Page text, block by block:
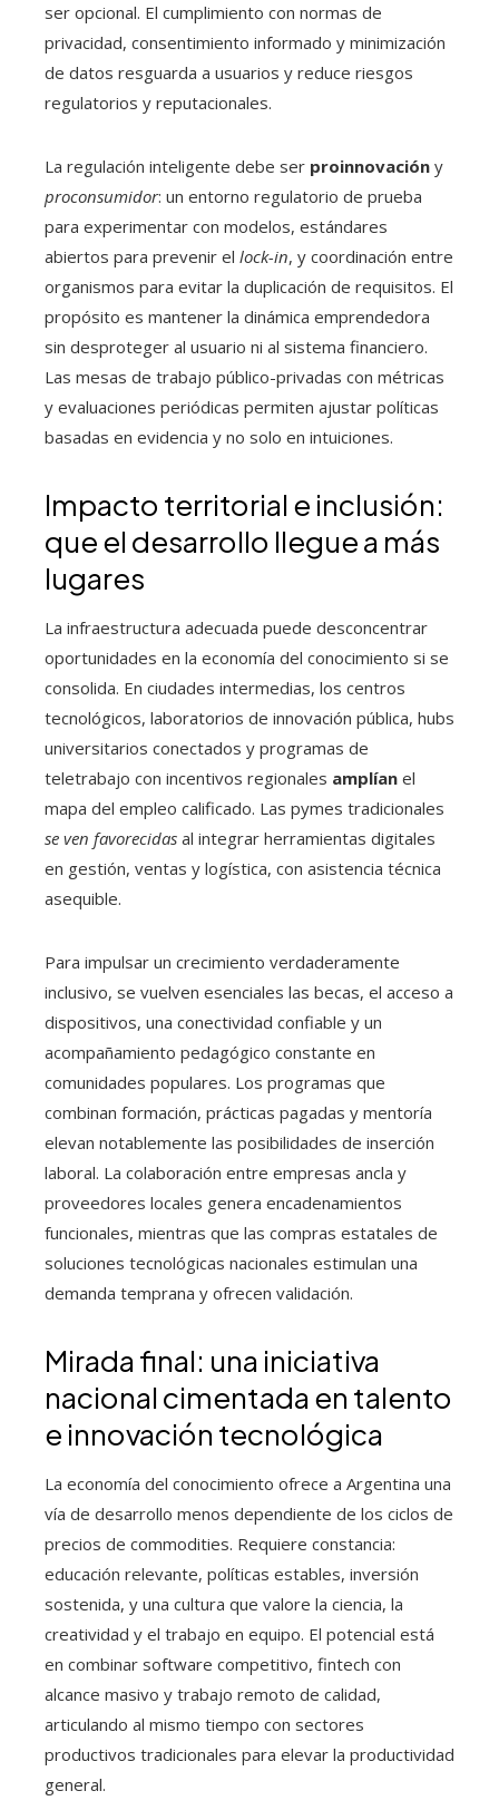
ser opcional. El cumplimiento con normas de
privacidad, consentimiento informado y minimización
de datos resguarda a usuarios y reduce riesgos
regulatorios y reputacionales.
La regulación inteligente debe ser proinnovación y
proconsumidor: un entorno regulatorio de prueba
para experimentar con modelos, estándares
abiertos para prevenir el lock-in, y coordinación entre
organismos para evitar la duplicación de requisitos. El
propósito es mantener la dinámica emprendedora
sin desproteger al usuario ni al sistema financiero.
Las mesas de trabajo público-privadas con métricas
y evaluaciones periódicas permiten ajustar políticas
basadas en evidencia y no solo en intuiciones.
Impacto territorial e inclusión:
que el desarrollo llegue a más
lugares
La infraestructura adecuada puede desconcentrar
oportunidades en la economía del conocimiento si se
consolida. En ciudades intermedias, los centros
tecnológicos, laboratorios de innovación pública, hubs
universitarios conectados y programas de
teletrabajo con incentivos regionales amplían el
mapa del empleo calificado. Las pymes tradicionales
se ven favorecidas al integrar herramientas digitales
en gestión, ventas y logística, con asistencia técnica
asequible.
Para impulsar un crecimiento verdaderamente
inclusivo, se vuelven esenciales las becas, el acceso a
dispositivos, una conectividad confiable y un
acompañamiento pedagógico constante en
comunidades populares. Los programas que
combinan formación, prácticas pagadas y mentoría
elevan notablemente las posibilidades de inserción
laboral. La colaboración entre empresas ancla y
proveedores locales genera encadenamientos
funcionales, mientras que las compras estatales de
soluciones tecnológicas nacionales estimulan una
demanda temprana y ofrecen validación.
Mirada final: una iniciativa
nacional cimentada en talento
e innovación tecnológica
La economía del conocimiento ofrece a Argentina una
vía de desarrollo menos dependiente de los ciclos de
precios de commodities. Requiere constancia:
educación relevante, políticas estables, inversión
sostenida, y una cultura que valore la ciencia, la
creatividad y el trabajo en equipo. El potencial está
en combinar software competitivo, fintech con
alcance masivo y trabajo remoto de calidad,
articulando al mismo tiempo con sectores
productivos tradicionales para elevar la productividad
general.